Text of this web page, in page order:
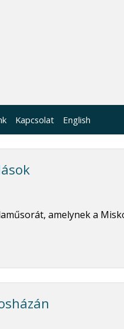
Kapcsolat English
amelynek a